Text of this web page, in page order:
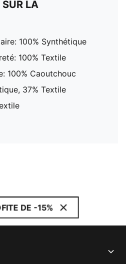
LA
100% Synthétique
100% Textile
100% Caoutchouc
37% Textile
DE -15%